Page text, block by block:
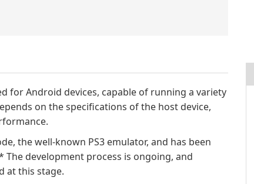
for Android devices, capable of running a variety
on the specifications of the host device,
the well-known PS3 emulator, and has been
development process is ongoing, and
at this stage.